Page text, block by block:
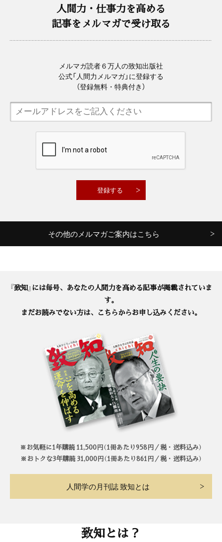
人間力・仕事力を高める
記事をメルマガで受け取る
メルマガ読者６万人の致知出版社
公式「人間力メルマガ」に登録する
（登録無料・特典付き）
その他のメルマガご案内はこちら
『致知』には毎号、あなたの人間力を高める記事が掲載されていま
す。
まだお読みでない方は、こちらからお申し込みください。
※お気軽に1年購読 11,500円（1冊あたり958円／税・送料込み）
※おトクな3年購読 31,000円（1冊あたり861円／税・送料込み）
人間学の月刊誌 致知とは
致知とは？